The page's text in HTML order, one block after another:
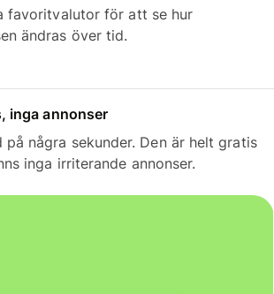
favoritvalutor för att se hur
ändras över tid.
inga annonser
på några sekunder. Den är helt gratis
inga irriterande annonser.